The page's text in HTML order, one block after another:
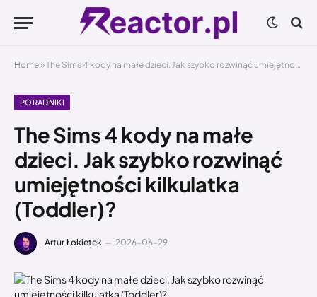
Home »The Sims 4 kody na małe dzieci. Jak szybko rozwinąć umiejętności kilkulatka (Toddler)?
PORADNIKI
The Sims 4 kody na małe
dzieci. Jak szybko rozwinąć
umiejętności kilkulatka
(Toddler)?
Artur Łokietek 2026-06-29